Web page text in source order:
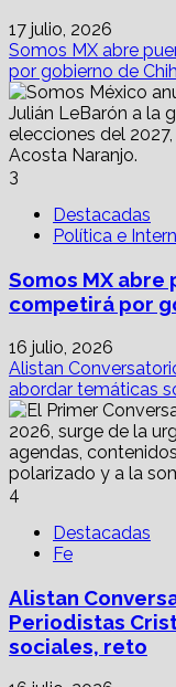
17 julio, 2026
Somos MX abre
por gobierno de
3
Destacadas
Política e
Somos MX
competirá por
16 julio, 2026
Alistan
abordar temáticas
4
Destacadas
Fe
Alistan
Periodistas
sociales, reto